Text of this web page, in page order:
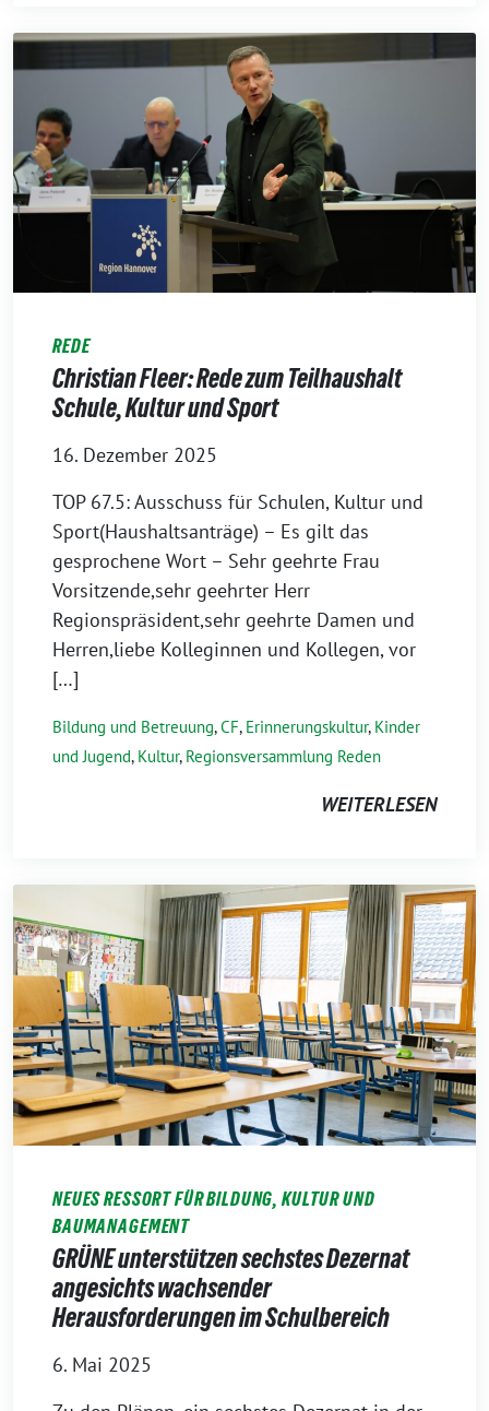
REDE
Christian Fleer: Rede zum Teilhaushalt
Schule, Kultur und Sport
16. Dezember 2025
TOP 67.5: Ausschuss für Schulen, Kultur und
Sport(Haushaltsanträge) – Es gilt das
gesprochene Wort – Sehr geehrte Frau
Vorsitzende,sehr geehrter Herr
Regionspräsident,sehr geehrte Damen und
Herren,liebe Kolleginnen und Kollegen, vor
[…]
Bildung und Betreuung,CF, Erinnerungskultur, Kinder
und Jugend, Kultur, Regionsversammlung Reden
WEITERLESEN
NEUES RESSORT FÜR BILDUNG, KULTUR UND
BAUMANAGEMENT
GRÜNE unterstützen sechstes Dezernat
angesichts wachsender
Herausforderungen im Schulbereich
6. Mai 2025